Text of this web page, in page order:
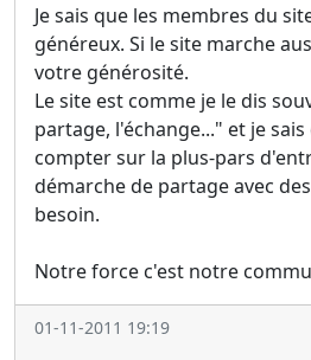
Je sais que les membres du
généreux. Si le site marche
votre générosité.
Le site est comme je le dis
partage, l'échange..." et je
compter sur la plus-pars
démarche de partage avec
besoin.
Notre force c'est notre
01-11-2011 19:19